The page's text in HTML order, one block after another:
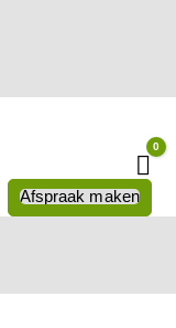
0
Afspraak maken